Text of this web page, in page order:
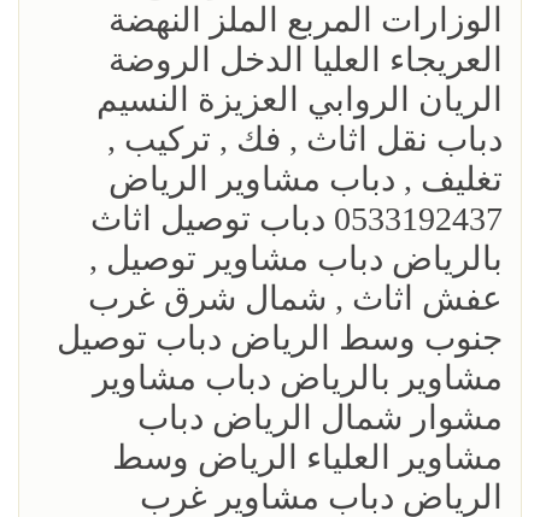
الوزارات المربع الملز النهضة
العريجاء العليا الدخل الروضة
الريان الروابي العزيزة النسيم
‎دباب نقل اثاث , فك , تركيب ,
تغليف , دباب مشاوير الرياض
0533192437 دباب توصيل اثاث
بالرياض دباب مشاوير توصيل ,
عفش اثاث , شمال شرق غرب
جنوب وسط الرياض دباب توصيل
مشاوير بالرياض دباب مشاوير
مشوار شمال الرياض دباب
مشاوير العلياء الرياض وسط
الرياض دباب مشاوير غرب